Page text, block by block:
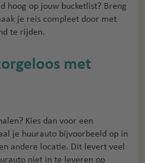
hoog op jouw bucketlist? Breng
je reis compleet door met
te rijden.
met
Kies dan voor een
je huurauto bijvoorbeeld op in
andere locatie. Dit levert veel
niet in te leveren op